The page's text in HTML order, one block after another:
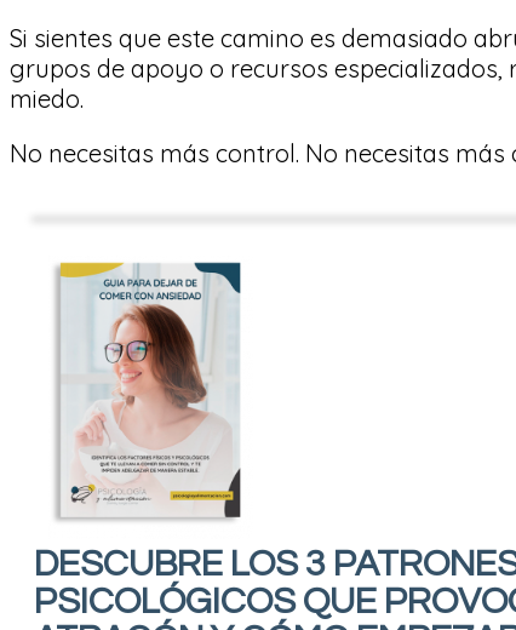
Si sientes que este camino es demasiado
grupos de apoyo o recursos
miedo.
No necesitas más control. No necesitas
DESCUBRE LOS 3
PSICOLÓGICOS QUE